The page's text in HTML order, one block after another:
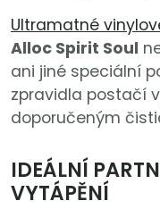
Ultramatné
Alloc Spirit Soul
ani jiné speciální
zpravidla postačí
doporučeným
IDEÁLNÍ
VYTÁPĚNÍ